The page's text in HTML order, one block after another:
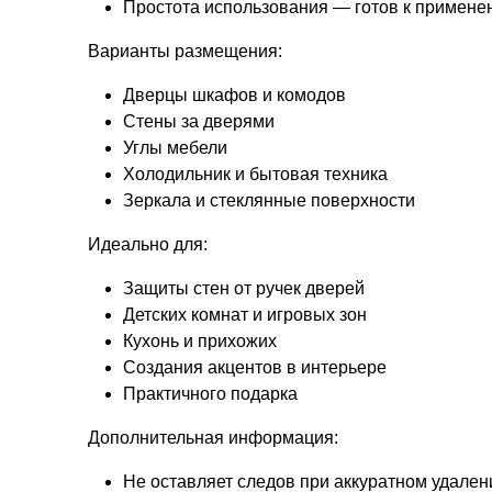
Простота использования — готов к
Варианты размещения:
Дверцы шкафов и комодов
Стены за дверями
Углы мебели
Холодильник и бытовая техника
Зеркала и стеклянные поверхности
Идеально для:
Защиты стен от ручек дверей
Детских комнат и игровых зон
Кухонь и прихожих
Создания акцентов в интерьере
Практичного подарка
Дополнительная информация:
Не оставляет следов при аккуратном